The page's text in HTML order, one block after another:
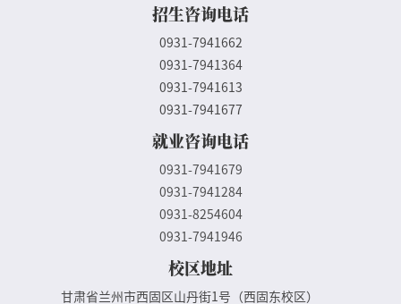
招生咨询电话
0931-7941662
0931-7941364
0931-7941613
0931-7941677
就业咨询电话
0931-7941679
0931-7941284
0931-8254604
0931-7941946
校区地址
甘肃省兰州市西固区山丹街1号（西固东校区）